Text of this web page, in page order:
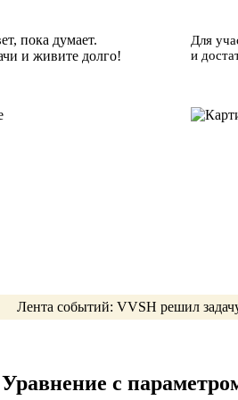
пока думает.
и живите долго!
Для
и
Лента событий: VVSH решил
Уравнение с